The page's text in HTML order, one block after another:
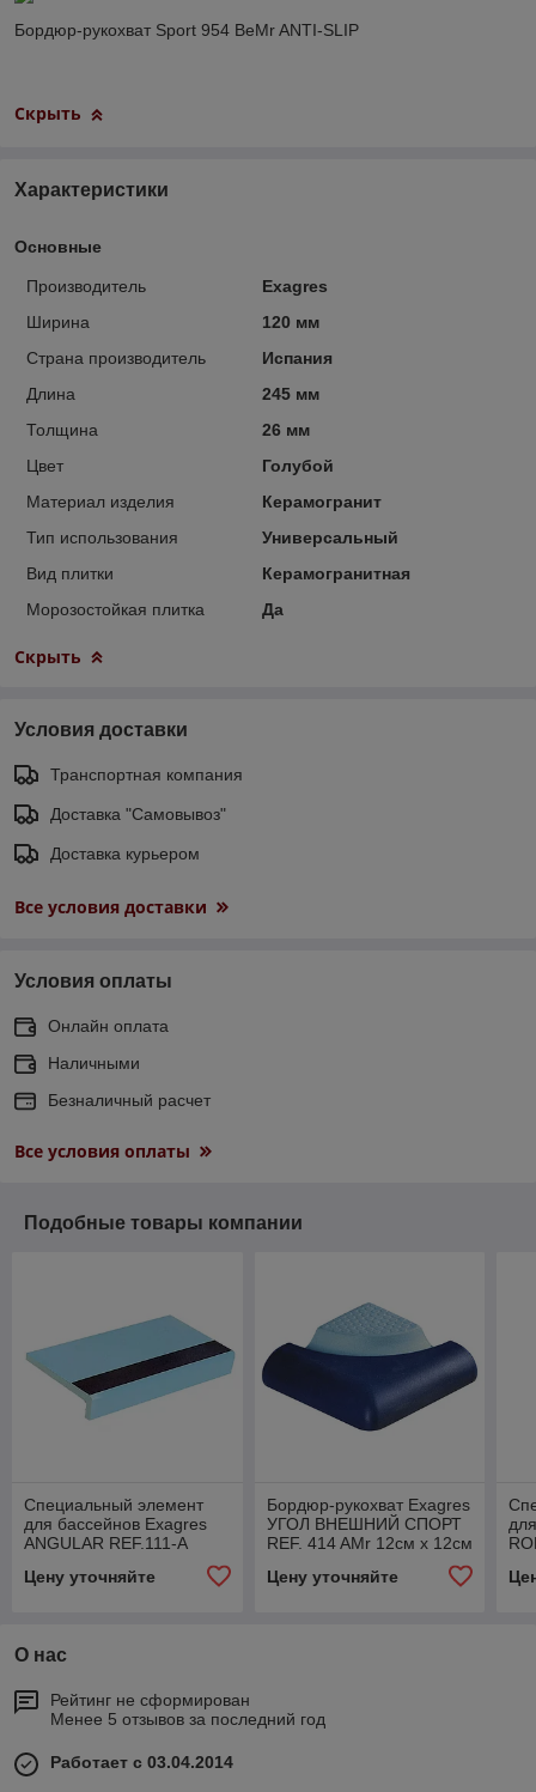
Бордюр-рукохват Sport 954 BeMr ANTI-SLIP
Скрыть
Характеристики
Основные
Производитель
Exagres
Ширина
120 мм
Страна производитель
Испания
Длина
245 мм
Толщина
26 мм
Цвет
Голубой
Материал изделия
Керамогранит
Тип использования
Универсальный
Вид плитки
Керамогранитная
Морозостойкая плитка
Да
Скрыть
Условия доставки
Транспортная компания
Доставка "Самовывоз"
Доставка курьером
Все условия доставки
Условия оплаты
Онлайн оплата
Наличными
Безналичный расчет
Все условия оплаты
Подобные товары компании
Специальный элемент
для бассейнов Exagres
ANGULAR REF.111-A
AZUL C-3 12см х 24,5см
Цену уточняйте
Бордюр-рукохват Exagres
УГОЛ ВНЕШНИЙ СПОРТ
REF. 414 AMr 12см x 12см
Цену уточняйте
О нас
Рейтинг не сформирован
Менее 5 отзывов за последний год
Работает с 03.04.2014